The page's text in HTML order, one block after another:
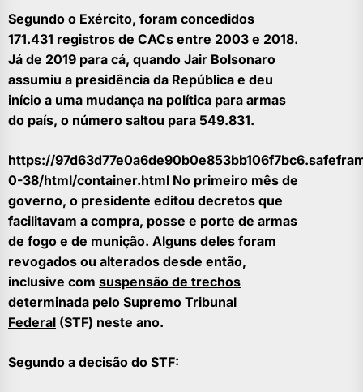
Segundo o Exército, foram concedidos
171.431 registros de CACs entre 2003 e 2018.
Já de 2019 para cá, quando Jair Bolsonaro
assumiu a presidência da República e deu
início a uma mudança na política para armas
do país, o número saltou para 549.831.
https://
0-38/html/container.html No primeiro mês de
governo, o presidente editou decretos que
facilitavam a compra, posse e porte de armas
de fogo e de munição. Alguns deles foram
revogados ou alterados desde então,
inclusive com suspensão de trechos
determinada pelo Supremo Tribunal
Federal (STF) neste ano.
Segundo a decisão do STF: